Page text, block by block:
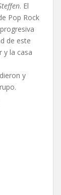
. El
Pop Rock
de este
y la casa
y